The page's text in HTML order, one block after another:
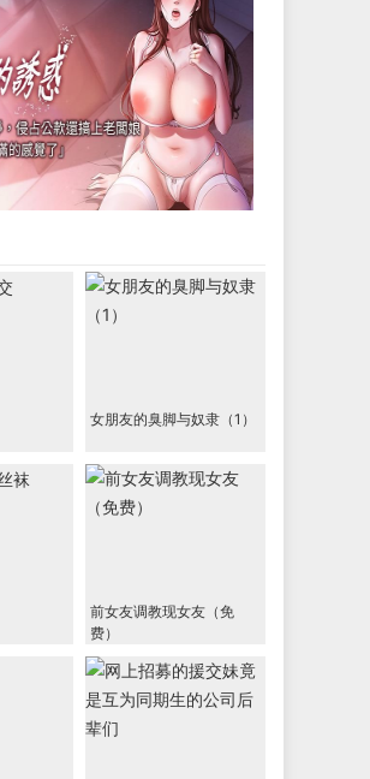
女朋友的臭脚与奴隶（1）
前女友调教现女友（免
费）